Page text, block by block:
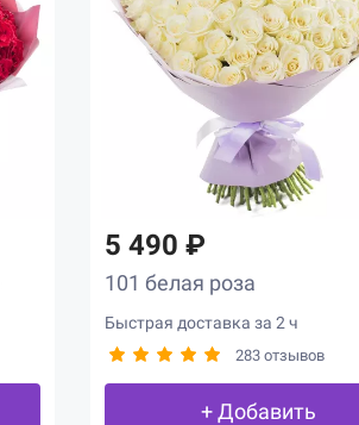
5 490 ₽
101 белая роза
Быстрая доставка за 2 ч
283 отзывов
+ Добавить